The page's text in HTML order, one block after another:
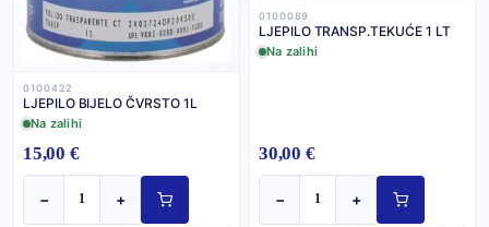
0100422
LJEPILO BIJELO ČVRSTO 1L
Na zalihi
15,00 €
− +
0100089
LJEPILO TRANSP.TEKUĆE 1 LT
Na zalihi
30,00 €
− +